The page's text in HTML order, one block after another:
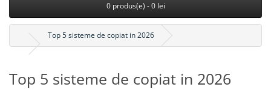
0 produs(e) - 0 lei
Top 5 sisteme de copiat in 2026
Top 5 sisteme de copiat in 2026